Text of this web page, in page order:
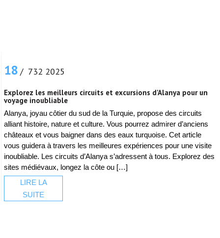
18 / 732 2025
Explorez les meilleurs circuits et excursions d’Alanya pour un
voyage inoubliable
Alanya, joyau côtier du sud de la Turquie, propose des circuits
alliant histoire, nature et culture. Vous pourrez admirer d’anciens
châteaux et vous baigner dans des eaux turquoise. Cet article
vous guidera à travers les meilleures expériences pour une visite
inoubliable. Les circuits d’Alanya s’adressent à tous. Explorez des
sites médiévaux, longez la côte ou […]
LIRE LA
SUITE